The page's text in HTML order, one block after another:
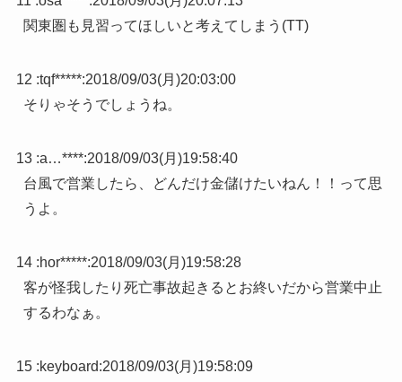
関東圏も見習ってほしいと考えてしまう(TT)
12 :tqf*****:2018/09/03(月)20:03:00
そりゃそうでしょうね。
13 :a…****:2018/09/03(月)19:58:40
台風で営業したら、どんだけ金儲けたいねん！！って思
うよ。
14 :hor*****:2018/09/03(月)19:58:28
客が怪我したり死亡事故起きるとお終いだから営業中止
するわなぁ。
15 :keyboard:2018/09/03(月)19:58:09